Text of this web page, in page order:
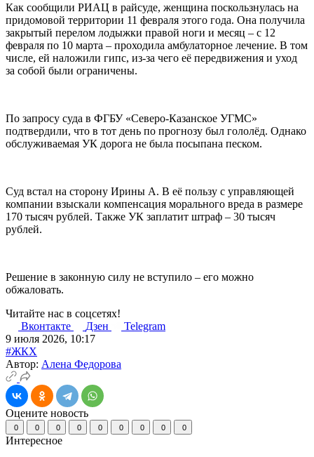
Как сообщили РИАЦ в райсуде, женщина поскользнулась на
придомовой территории 11 февраля этого года. Она получила
закрытый перелом лодыжки правой ноги и месяц – с 12
февраля по 10 марта – проходила амбулаторное лечение. В том
числе, ей наложили гипс, из-за чего её передвижения и уход
за собой были ограничены.
По запросу суда в ФГБУ «Северо-Казанское УГМС»
подтвердили, что в тот день по прогнозу был гололёд. Однако
обслуживаемая УК дорога не была посыпана песком.
Суд встал на сторону Ирины А. В её пользу с управляющей
компании взыскали компенсация морального вреда в размере
170 тысяч рублей. Также УК заплатит штраф – 30 тысяч
рублей.
Решение в законную силу не вступило – его можно
обжаловать.
Читайте нас в соцсетях!
Вконтакте
Дзен
Telegram
9 июля 2026, 10:17
#ЖКХ
Автор: Алена Федорова
Оцените новость
0 0 0 0 0 0 0 0 0
Интересное